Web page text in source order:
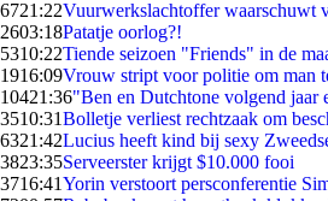
6721:22Vuurwerkslachtoffer waarschuwt
2603:18Patatje oorlog?!
5310:22Tiende seizoen "Friends" in de
1916:09Vrouw stript voor politie om man
10421:36"Ben en Dutchtone volgend jaar
3510:31Bolletje verliest rechtzaak om
6321:42Lucius heeft kind bij sexy
3823:35Serveerster krijgt $10.000 fooi
3716:41Yorin verstoort persconferentie